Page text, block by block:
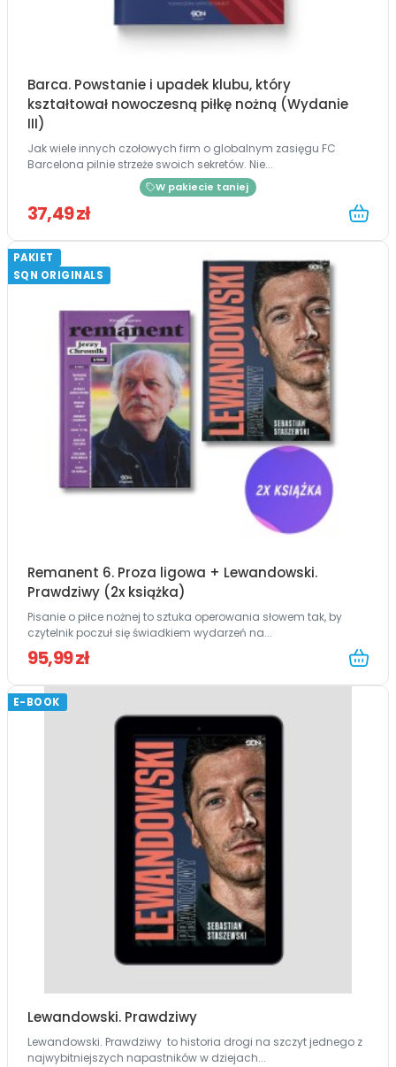
Barca. Powstanie i upadek klubu, który
kształtował nowoczesną piłkę nożną (Wydanie
III)
Jak wiele innych czołowych firm o globalnym zasięgu FC
Barcelona pilnie strzeże swoich sekretów. Nie...
W pakiecie taniej
37,49 zł
PAKIET
SQN ORIGINALS
Remanent 6. Proza ligowa + Lewandowski.
Prawdziwy (2x książka)
Pisanie o piłce nożnej to sztuka operowania słowem tak, by
czytelnik poczuł się świadkiem wydarzeń na...
95,99 zł
E-BOOK
Lewandowski. Prawdziwy
Lewandowski. Prawdziwy to historia drogi na szczyt jednego z
najwybitniejszych napastników w dziejach...